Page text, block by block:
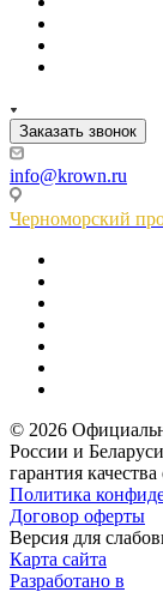
Заказать звонок
info@krown.ru
Черноморский
© 2026
России и
гарантия
Политика
Договор оферты
Версия для
Карта сайта
Разработано в